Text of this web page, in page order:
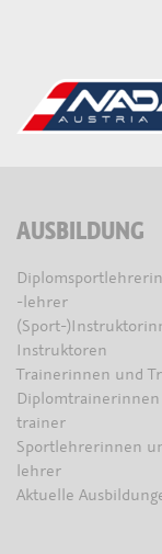
AUSBILDUNG
-lehrer
(Sport-
Instruktoren
Trainerinnen und
trainer
Sportlehrerinnen
lehrer
Aktuelle